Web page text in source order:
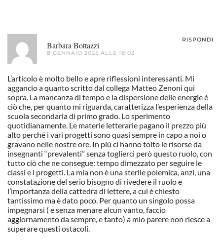
Barbara Bottazzi
8 GENNAIO 2025 ALLE 18:03
RISPONDI
L’articolo è molto bello e apre riflessioni interessanti. Mi
aggancio a quanto scritto dal collega Matteo Zenoni qui
sopra. La mancanza di tempo e la dispersione delle energie è
ciò che, per quanto mi riguarda, caratterizza l’esperienza della
scuola secondaria di primo grado. Lo sperimento
quotidianamente. Le materie letterarie pagano il prezzo più
alto perché i vari progetti sono quasi sempre in capo a noi o
gravano nelle nostre ore. In più ci hanno tolto le risorse da
insegnanti “prevalenti” senza toglierci però questo ruolo, con
tutto ciò che ne consegue: tempo dimezzato per seguire le
classi e i progetti. La mia non è una sterile polemica, anzi, una
constatazione del serio bisogno di rivedere il ruolo e
l’importanza della cattedra di lettere, a cui è chiesto
tantissimo ma è dato poco. Per quanto un singolo possa
impegnarsi ( e senza menare alcun vanto, faccio
aggiornamento da sempre, e tanto) a mio parere non riesce a
superare questi ostacoli.